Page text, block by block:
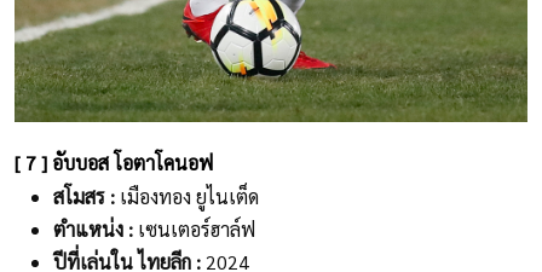
[ 7 ] อับบอส โอตาโคนอฟ
สโมสร : เมืองทอง ยูไนเต็ด
ตำแหน่ง : เซนเตอร์ฮาล์ฟ
ปีที่เล่นใน ไทยลีก :2024